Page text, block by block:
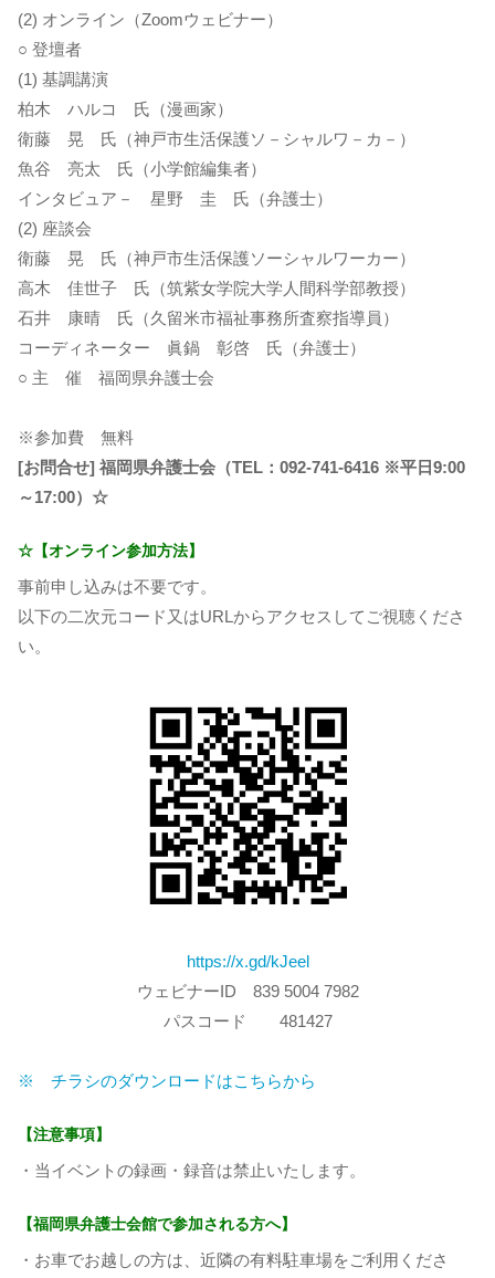
(2) オンライン（Zoomウェビナー）
○ 登壇者
(1) 基調講演
柏木 ハルコ 氏（漫画家）
衛藤 晃 氏（神戸市生活保護ソ－シャルワ－カ－）
魚谷 亮太 氏（小学館編集者）
インタビュア－ 星野 圭 氏（弁護士）
(2) 座談会
衛藤 晃 氏（神戸市生活保護ソーシャルワーカー）
高木 佳世子 氏（筑紫女学院大学人間科学部教授）
石井 康晴 氏（久留米市福祉事務所査察指導員）
コーディネーター 眞鍋 彰啓 氏（弁護士）
○ 主 催 福岡県弁護士会
※参加費 無料
[お問合せ] 福岡県弁護士会（TEL：092-741-6416 ※平日9:00
～17:00）☆
☆【オンライン参加方法】
事前申し込みは不要です。
以下の二次元コード又はURLからアクセスしてご視聴くださ
い。
https://x.gd/kJeel
ウェビナーID 839 5004 7982
パスコード 481427
※ チラシのダウンロードはこちらから
【注意事項】
・当イベントの録画・録音は禁止いたします。
【福岡県弁護士会館で参加される方へ】
・お車でお越しの方は、近隣の有料駐車場をご利用くださ